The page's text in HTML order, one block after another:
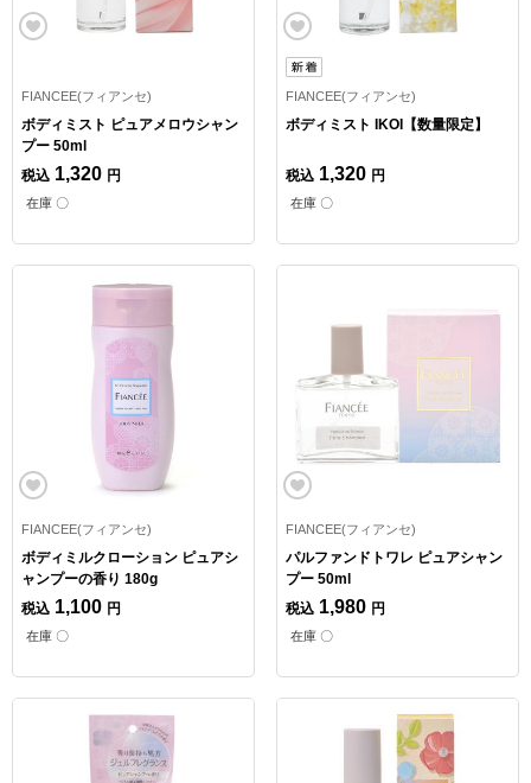
FIANCEE(フィアンセ)
ボディミスト ピュアメロウシャン
プー 50ml
税込 1,320 円
在庫 〇
FIANCEE(フィアンセ)
ボディミスト IKOI【数量限定】
税込 1,320 円
在庫 〇
FIANCEE(フィアンセ)
ボディミルクローション ピュアシ
ャンプーの香り 180g
税込 1,100 円
在庫 〇
FIANCEE(フィアンセ)
パルファンドトワレ ピュアシャン
プー 50ml
税込 1,980 円
在庫 〇